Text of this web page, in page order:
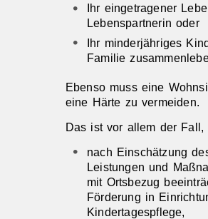
Ihr eingetragener
Lebenspartnerin oder
Ihr minderjähriges
Familie
Ebenso muss eine
eine Härte zu vermeiden.
Das ist vor allem der Fall,
nach Einschätzung
Leistungen und
mit Ortsbezug
Förderung in
Kindertagespflege,